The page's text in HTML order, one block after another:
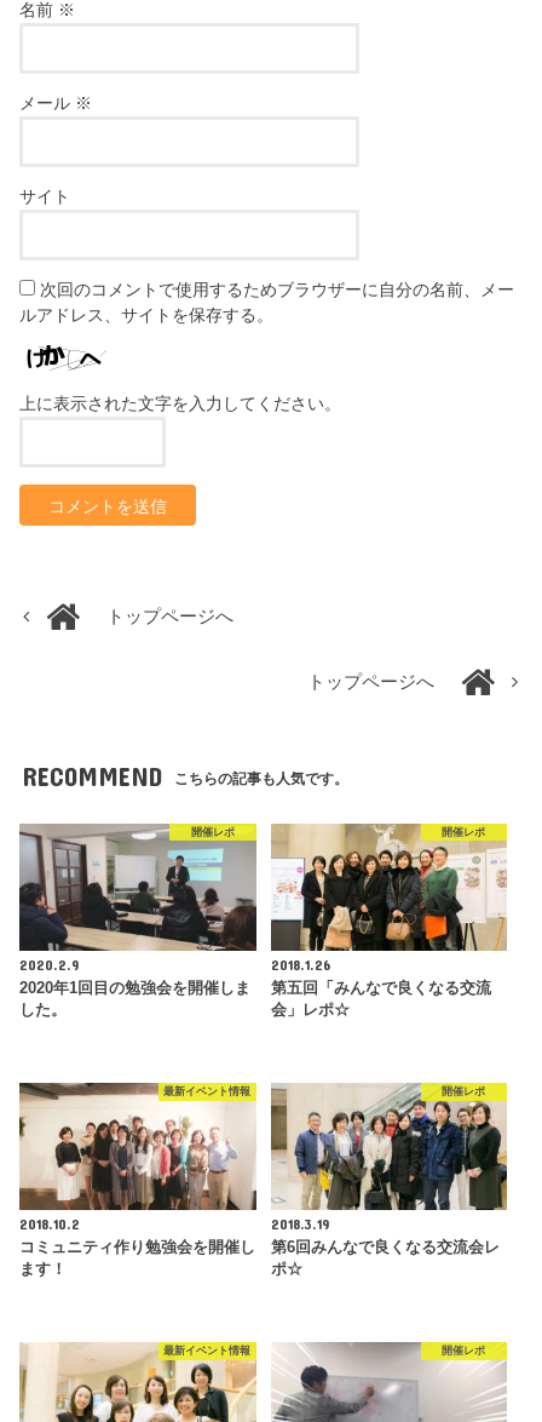
名前 ※
メール ※
サイト
次回のコメントで使用するためブラウザーに自分の名前、メー
ルアドレス、サイトを保存する。
上に表示された文字を入力してください。
トップページへ
トップページへ
RECOMMEND こちらの記事も人気です。
開催レポ
2020.2.9
2020年1回目の勉強会を開催しま
した。
開催レポ
2018.1.26
第五回「みんなで良くなる交流
会」レポ☆
最新イベント情報
2018.10.2
コミュニティ作り勉強会を開催し
ます！
開催レポ
2018.3.19
第6回みんなで良くなる交流会レ
ポ☆
最新イベント情報 開催レポ